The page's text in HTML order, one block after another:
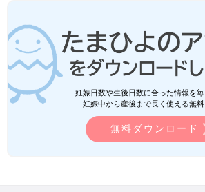
妊娠日数や生後日数に合った情報を
妊娠中から産後まで長く使える無料
無料ダウンロード